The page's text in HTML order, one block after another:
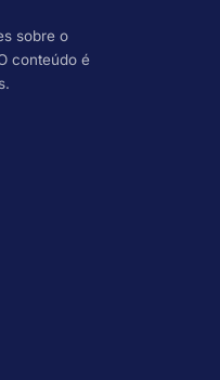
sobre o
conteúdo é